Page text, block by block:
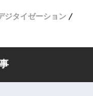
ジタイゼーション